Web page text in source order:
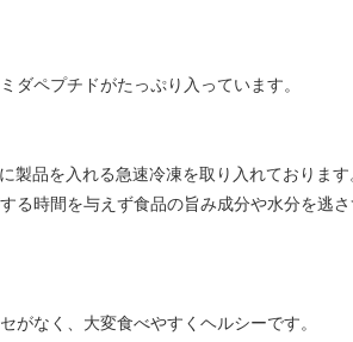
ダペプチドがたっぷり入っています。
品を入れる急速冷凍を取り入れております
る時間を与えず食品の旨み成分や水分を逃
がなく、大変食べやすくヘルシーです。